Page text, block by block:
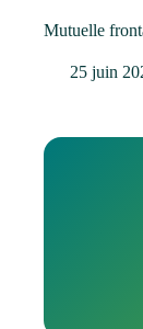
Mutuelle
25 juin